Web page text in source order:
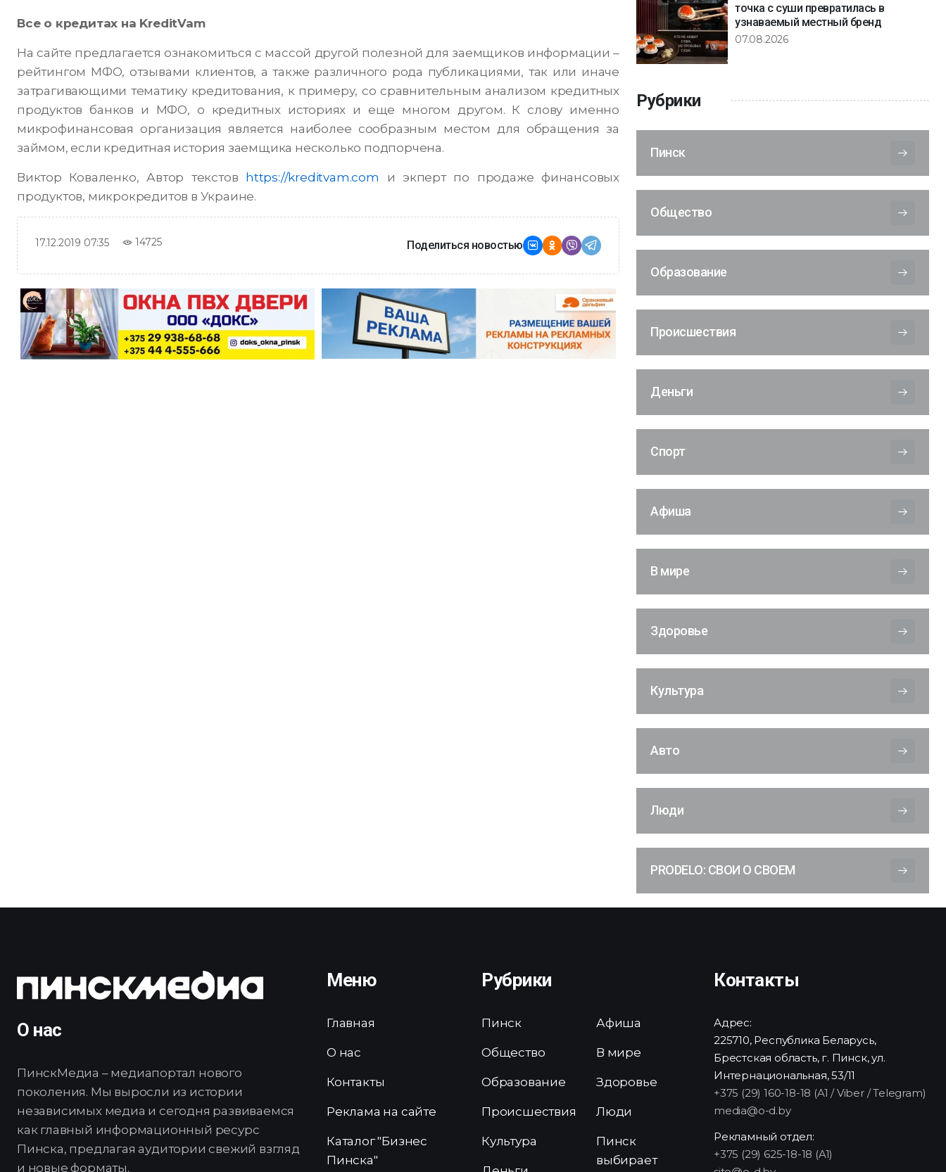
Все о кредитах на KreditVam
На сайте предлагается ознакомиться с массой другой полезной для заемщиков информации –
рейтингом МФО, отзывами клиентов, а также различного рода публикациями, так или иначе
затрагивающими тематику кредитования, к примеру, со сравнительным анализом кредитных
продуктов банков и МФО, о кредитных историях и еще многом другом. К слову именно
микрофинансовая организация является наиболее сообразным местом для обращения за
займом, если кредитная история заемщика несколько подпорчена.
Виктор Коваленко, Автор текстов https://kreditvam.com и экперт по продаже финансовых
продуктов, микрокредитов в Украине.
17.12.2019 07:35 14725 Поделиться новостью
точка с суши превратилась в
узнаваемый местный бренд
07.08.2026
Рубрики
Пинск
Общество
Образование
Происшествия
Деньги
Спорт
Афиша
В мире
Здоровье
Культура
Авто
Люди
PRODELO: СВОИ О СВОЕМ
О нас
ПинскМедиа – медиапортал нового
поколения. Мы выросли из истории
независимых медиа и сегодня развиваемся
как главный информационный ресурс
Пинска, предлагая аудитории свежий взгляд
и новые форматы.
Меню
Главная
О нас
Контакты
Реклама на сайте
Каталог "Бизнес
Пинска"
Рубрики
Пинск
Общество
Образование
Происшествия
Культура
Афиша
В мире
Здоровье
Люди
Пинск
выбирает
Контакты
Адрес:
225710, Республика Беларусь,
Брестская область, г. Пинск, ул.
Интернациональная, 53/11
+375 (29) 160-18-18 (A1 / Viber / Telegram)
media@o-d.by
Рекламный отдел:
+375 (29) 625-18-18 (A1)